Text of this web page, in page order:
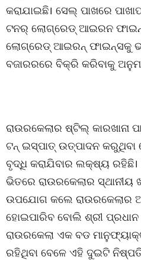
କରାଯାଇଛି। ସେଲ୍ ପାଖରେ
ଟନର୍ ଲୋଗ୍ରେଡ୍ ଆଇରନ
ଲୋଗ୍ରେଡ୍ ଆଇରନ୍ ଫାଇନ୍ସକୁ
ବଜାରରରେ ବିକ୍ରି କରିବାକୁ
ରାଉରକେଲାର ଷ୍ଟିଲ୍ କାରଖାନା
ଟନ୍ ଇସ୍ପାତ୍ ଉତ୍ପାଦନ କରୁଥିବା
ବୃଦ୍ଧି କରାଯିବାର ଲକ୍ଷ୍ୟ ରହିଛି।
ଭିତରେ ରାଉରକେଲାର ସ୍ଥାନୀୟ
ଉପଯୋଗ କଲେ ରାଉରକେଲାର
ହୋଇପାରିବ ବୋଲି ଶ୍ରୀ ପ୍ରଧାନ
ରାଉରକେଲା ଏକ ବଡ
ରହିଥିବା ବେଳେ ଏହି ଦୁଇଟି ନିଷ୍ପତି